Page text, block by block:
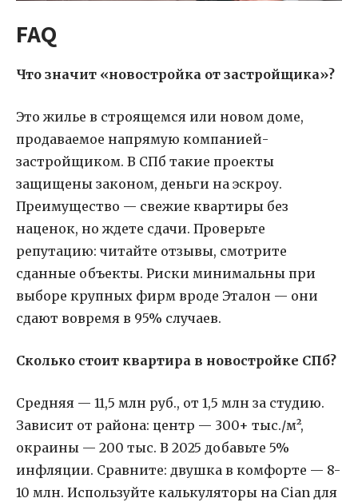
FAQ
Что значит «новостройка от застройщика»?
Это жилье в строящемся или новом доме,
продаваемое напрямую компанией-
застройщиком. В СПб такие проекты
защищены законом, деньги на эскроу.
Преимущество — свежие квартиры без
наценок, но ждете сдачи. Проверьте
репутацию: читайте отзывы, смотрите
сданные объекты. Риски минимальны при
выборе крупных фирм вроде Эталон — они
сдают вовремя в 95% случаев.
Сколько стоит квартира в новостройке СПб?
Средняя — 11,5 млн руб., от 1,5 млн за студию.
Зависит от района: центр — 300+ тыс./м²,
окраины — 200 тыс. В 2025 добавьте 5%
инфляции. Сравните: двушка в комфорте — 8-
10 млн. Используйте калькуляторы на Cian для